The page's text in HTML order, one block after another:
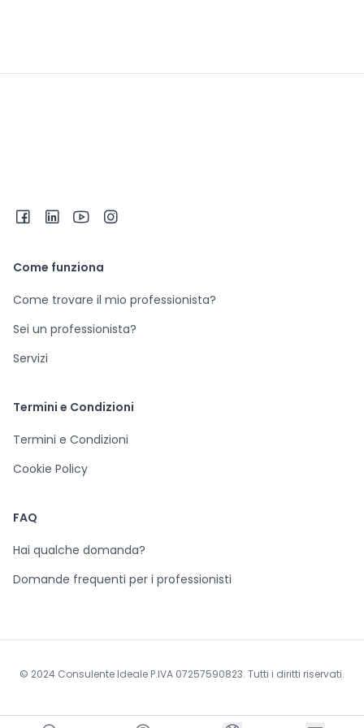
Come funziona
Come trovare il mio professionista?
Sei un professionista?
Servizi
Termini e Condizioni
Termini e Condizioni
Cookie Policy
FAQ
Hai qualche domanda?
Domande frequenti per i professionisti
© 2024 Consulente Ideale P.IVA 07257590823. Tutti i diritti riservati.